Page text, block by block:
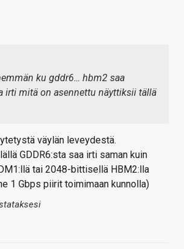
ku gddr6… hbm2 saa
irti mitä on asennettu näyttiksii tällä
väylän leveydestä.
GDDR6:sta saa irti saman kuin
tai 2048-bittisellä HBM2:lla
1 Gbps piirit toimimaan kunnolla)